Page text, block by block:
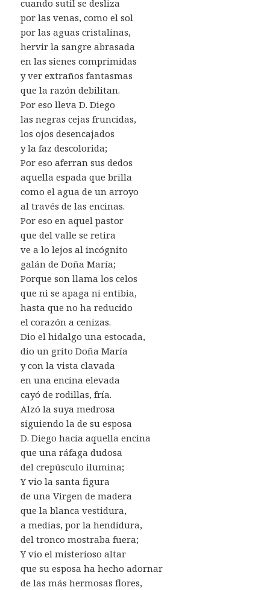
cuando sutil se desliza
por las venas, como el sol
por las aguas cristalinas,
hervir la sangre abrasada
en las sienes comprimidas
y ver extraños fantasmas
que la razón debilitan.
Por eso lleva D. Diego
las negras cejas fruncidas,
los ojos desencajados
y la faz descolorida;
Por eso aferran sus dedos
aquella espada que brilla
como el agua de un arroyo
al través de las encinas.
Por eso en aquel pastor
que del valle se retira
ve a lo lejos al incógnito
galán de Doña María;
Porque son llama los celos
que ni se apaga ni entibia,
hasta que no ha reducido
el corazón a cenizas.
Dio el hidalgo una estocada,
dio un grito Doña María
y con la vista clavada
en una encina elevada
cayó de rodillas, fría.
Alzó la suya medrosa
siguiendo la de su esposa
D. Diego hacia aquella encina
que una ráfaga dudosa
del crepúsculo ilumina;
Y vio la santa figura
de una Virgen de madera
que la blanca vestidura,
a medias, por la hendidura,
del tronco mostraba fuera;
Y vio el misterioso altar
que su esposa ha hecho adornar
de las más hermosas flores,